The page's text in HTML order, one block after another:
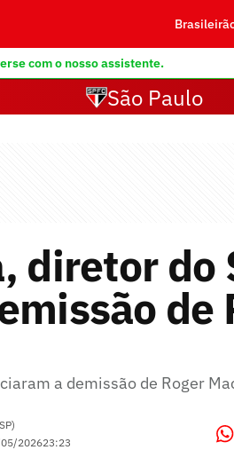
com o nosso assistente.
São Paulo
diretor do
de
a demissão de Roger
202623:23